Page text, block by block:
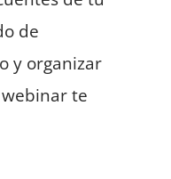
de
y organizar
te